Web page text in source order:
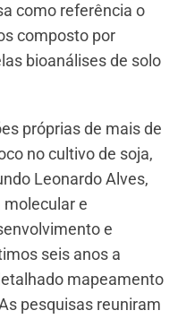
como referência o
composto por
bioanálises de solo
próprias de mais de
no cultivo de soja,
Leonardo Alves,
e
e
seis anos a
mapeamento
pesquisas reuniram